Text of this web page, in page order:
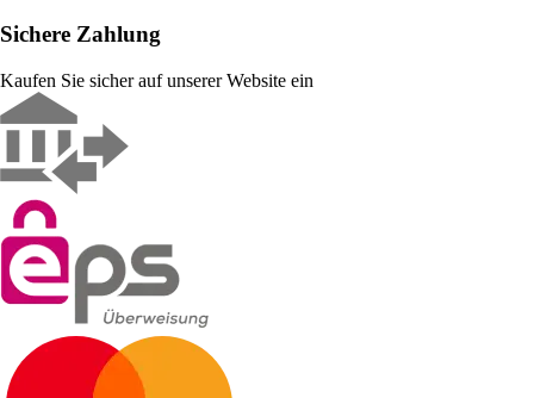
Sichere Zahlung
Kaufen Sie sicher auf unserer Website ein